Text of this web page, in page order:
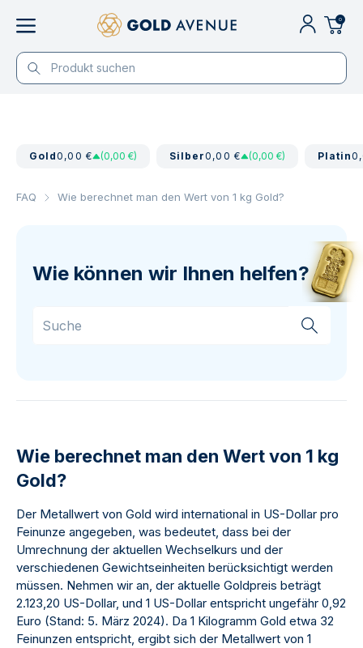
0
Gold0,00 € (0,00 €) Silber0,00 € (0,00 €) Platin
FAQ Wie berechnet man den Wert von 1 kg Gold?
Wie können wir Ihnen helfen?
Wie berechnet man den Wert von 1 kg
Gold?
Der Metallwert von Gold wird international in US-Dollar pro
Feinunze angegeben, was bedeutet, dass bei der
Umrechnung der aktuellen Wechselkurs und der
verschiedenen Gewichtseinheiten berücksichtigt werden
müssen. Nehmen wir an, der aktuelle Goldpreis beträgt
2.123,20 US-Dollar, und 1 US-Dollar entspricht ungefähr 0,92
Euro (Stand: 5. März 2024). Da 1 Kilogramm Gold etwa 32
Feinunzen entspricht, ergibt sich der Metallwert von 1